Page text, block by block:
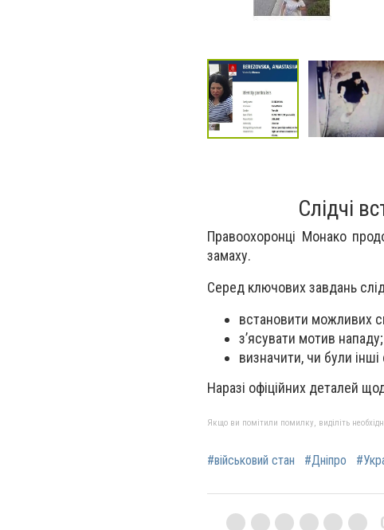
Слідчі
Правоохоронці Монако
замаху.
Серед ключових завдань
встановити можливих
з’ясувати мотив нападу;
визначити, чи були
Наразі офіційних деталей
Якщо ви помітили помилку, виділіть
#військовий стан #Дніпро